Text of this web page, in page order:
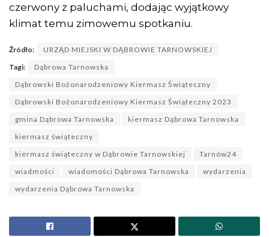
czerwony z paluchami, dodając wyjątkowy
klimat temu zimowemu spotkaniu.
Źródło:
URZĄD MIEJSKI W DĄBROWIE TARNOWSKIEJ
Tagi:
Dąbrowa Tarnowska
Dąbrowski Bożonarodzeniowy Kiermasz Świąteczny
Dąbrowski Bożonarodzeniowy Kiermasz Świąteczny 2023
gmina Dąbrowa Tarnowska
kiermasz Dąbrowa Tarnowska
kiermasz świąteczny
kiermasz świąteczny w Dąbrowie Tarnowskiej
Tarnów24
wiadmości
wiadomości Dąbrowa Tarnowska
wydarzenia
wydarzenia Dąbrowa Tarnowska